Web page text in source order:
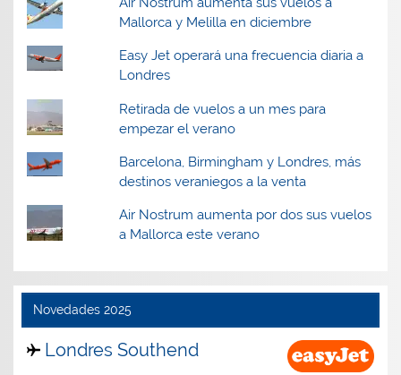
Mallorca y Melilla en diciembre
Easy Jet operará una frecuencia diaria a
Londres
Retirada de vuelos a un mes para
empezar el verano
Barcelona, Birmingham y Londres, más
destinos veraniegos a la venta
Air Nostrum aumenta por dos sus vuelos
a Mallorca este verano
Novedades 2025
Londres Southend